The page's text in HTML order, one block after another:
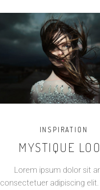
INSPIRATION
MYSTIQUE
Lorem ipsum dolor sit
consectetuer adipiscing